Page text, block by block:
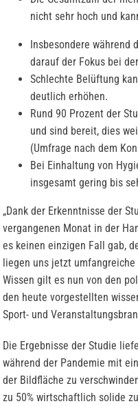
nicht sehr hoch und
Insbesondere während
darauf der Fokus bei
Schlechte Belüftung
deutlich erhöhen.
Rund 90 Prozent der
und sind bereit, dies
(Umfrage nach dem
Bei Einhaltung von
insgesamt gering bis
„Dank der Erkenntnisse der
vergangenen Monat in der
es keinen einzigen Fall gab,
liegen uns jetzt
Wissen gilt es nun von den
den heute vorgestellten
Sport- und
Die Ergebnisse der Studie
während der Pandemie mit
der Bildfläche zu
zu 50% wirtschaftlich solide